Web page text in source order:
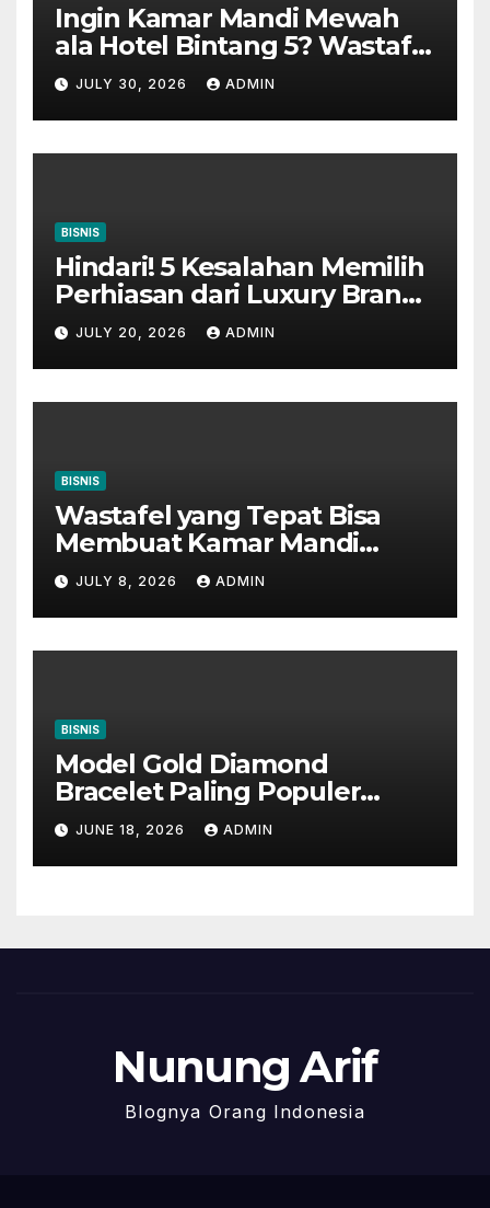
Ingin Kamar Mandi Mewah
ala Hotel Bintang 5? Wastafel
Gantung Adalah Kuncinya
JULY 30, 2026 ADMIN
BISNIS
Hindari! 5 Kesalahan Memilih
Perhiasan dari Luxury Brands
in Indonesia
JULY 20, 2026 ADMIN
BISNIS
Wastafel yang Tepat Bisa
Membuat Kamar Mandi
Terlihat Lebih Mewah
JULY 8, 2026 ADMIN
BISNIS
Model Gold Diamond
Bracelet Paling Populer
Sebagai Penyempurna
Penampilan
JUNE 18, 2026 ADMIN
Nunung Arif
Blognya Orang Indonesia